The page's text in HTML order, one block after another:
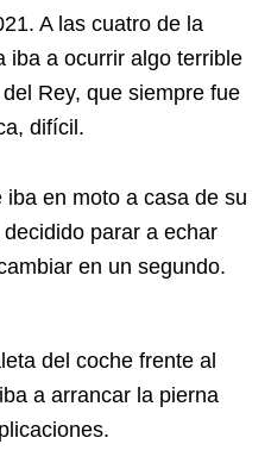
A las cuatro de la
iba a ocurrir algo terrible
Rey, que siempre fue
difícil.
en moto a casa de su
parar a echar
en un segundo.
del coche frente al
a arrancar la pierna